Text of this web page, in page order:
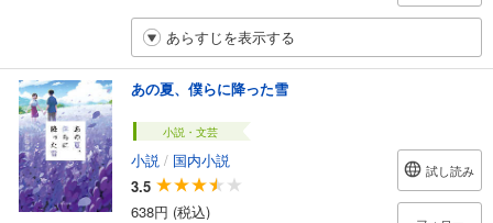
あらすじを表示する
あの夏、僕らに降った雪
小説・文芸
小説 / 国内小説
3.5
638円 (税込)
試し読み